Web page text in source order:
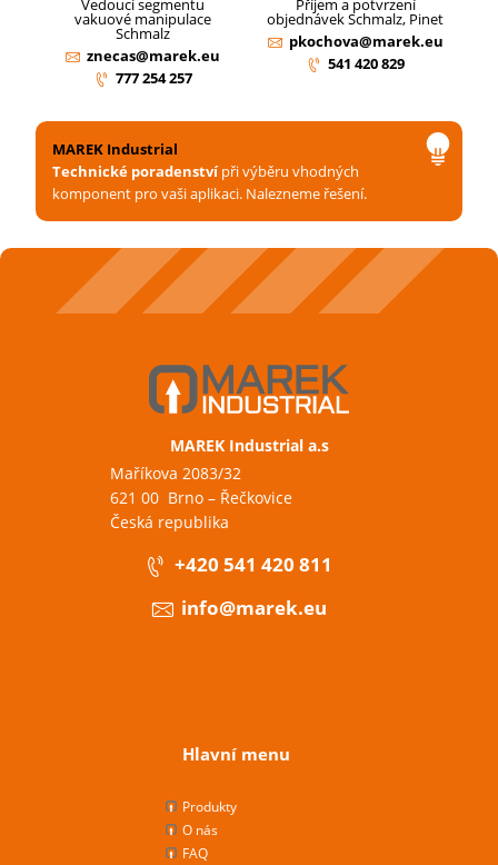
Vedoucí segmentu
vakuové manipulace
Schmalz
znecas@marek.eu
777 254 257
Příjem a potvrzení
objednávek Schmalz, Pinet
pkochova@marek.eu
541 420 829
MAREK Industrial
Technické poradenstvípři výběru vhodných
komponent pro vaši aplikaci. Nalezneme řešení.
MAREK Industrial a.s
Maříkova 2083/32
621 00 Brno – Řečkovice
Česká republika
+420 541 420 811
info@marek.eu
Hlavní menu
Produkty
O nás
FAQ